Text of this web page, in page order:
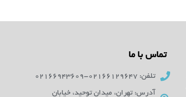
تماس با ما
تلفن: 02166129647-02166943609
آدرس: تهران، میدان توحید، خیابان